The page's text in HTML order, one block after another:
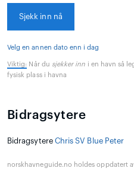
Sjekk inn nå
Velg en annen dato enn i dag
Viktig: Når du sjekker inn i en havn så
fysisk plass i havna
Bidragsytere
Bidragsytere Chris SV Blue Peter
norskhavneguide.no holdes oppdatert